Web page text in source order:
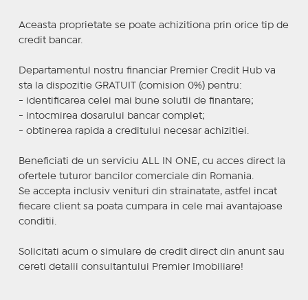
Aceasta proprietate se poate achizitiona prin orice tip de
credit bancar.
Departamentul nostru financiar Premier Credit Hub va
sta la dispozitie GRATUIT (comision 0%) pentru:
- identificarea celei mai bune solutii de finantare;
- intocmirea dosarului bancar complet;
- obtinerea rapida a creditului necesar achizitiei.
Beneficiati de un serviciu ALL IN ONE, cu acces direct la
ofertele tuturor bancilor comerciale din Romania.
Se accepta inclusiv venituri din strainatate, astfel incat
fiecare client sa poata cumpara in cele mai avantajoase
conditii.
Solicitati acum o simulare de credit direct din anunt sau
cereti detalii consultantului Premier Imobiliare!